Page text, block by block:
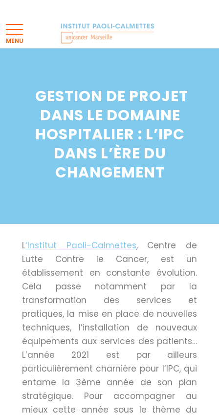
GESTION DE PROJET
DANS LE DOMAINE
HOSPITALIER : L’IPC
DANS L’ÈRE DU
CHANGEMENT
L‘Institut Paoli-Calmettes, Centre de
Lutte Contre le Cancer, est un
établissement en constante évolution.
Cela passe notamment par la
transformation des services et
pratiques, la mise en place de nouvelles
techniques, l’installation de nouveaux
équipements aux services des patients…
L’année 2021 est par ailleurs
particulièrement charnière pour l’IPC, qui
entame la 3ème année de son plan
stratégique. Pour accompagner au
mieux cette année sous le thème du